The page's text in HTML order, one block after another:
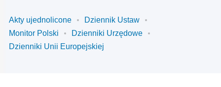
Akty ujednolicone
Dziennik Ustaw
Monitor Polski
Dzienniki Urzędowe
Dzienniki Unii Europejskiej